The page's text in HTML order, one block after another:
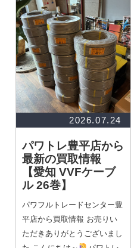
2026.07.24
パワトレ豊平店から
最新の買取情報
【愛知 VVFケーブ
ル 26巻】
パワフルトレードセンター豊
平店から買取情報 お売りい
ただきありがとうございまし